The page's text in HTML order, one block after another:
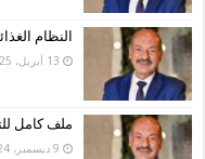
النظام
13 أبريل، 2025
ملف كامل
9 ديسمبر، 2024